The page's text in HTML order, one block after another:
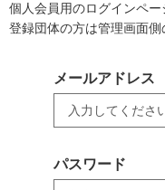
個人会員用のログインペー
登録団体の方は管理画面側
メールアドレス
パスワード